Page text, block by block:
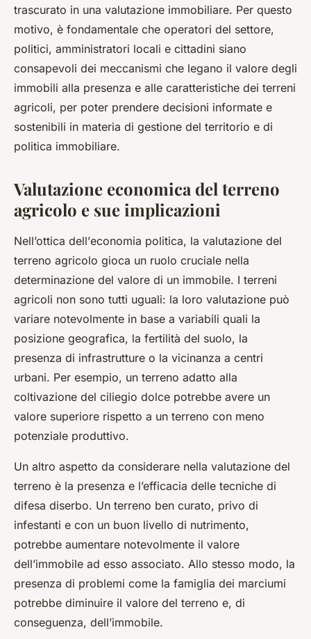
trascurato in una valutazione immobiliare. Per questo
motivo, è fondamentale che operatori del settore,
politici, amministratori locali e cittadini siano
consapevoli dei meccanismi che legano il valore degli
immobili alla presenza e alle caratteristiche dei terreni
agricoli, per poter prendere decisioni informate e
sostenibili in materia di gestione del territorio e di
politica immobiliare.
Valutazione economica del terreno
agricolo e sue implicazioni
Nell’ottica dell’economia politica, la valutazione del
terreno agricolo gioca un ruolo cruciale nella
determinazione del valore di un immobile. I terreni
agricoli non sono tutti uguali: la loro valutazione può
variare notevolmente in base a variabili quali la
posizione geografica, la fertilità del suolo, la
presenza di infrastrutture o la vicinanza a centri
urbani. Per esempio, un terreno adatto alla
coltivazione del ciliegio dolce potrebbe avere un
valore superiore rispetto a un terreno con meno
potenziale produttivo.
Un altro aspetto da considerare nella valutazione del
terreno è la presenza e l’efficacia delle tecniche di
difesa diserbo. Un terreno ben curato, privo di
infestanti e con un buon livello di nutrimento,
potrebbe aumentare notevolmente il valore
dell’immobile ad esso associato. Allo stesso modo, la
presenza di problemi come la famiglia dei marciumi
potrebbe diminuire il valore del terreno e, di
conseguenza, dell’immobile.